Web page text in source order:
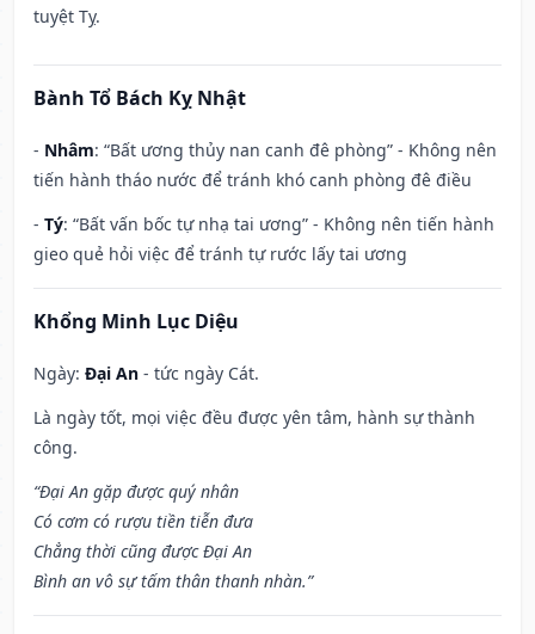
tuyệt Tỵ.
Bành Tổ Bách Kỵ Nhật
- Nhâm: “Bất ương thủy nan canh đê phòng” - Không nên
tiến hành tháo nước để tránh khó canh phòng đê điều
- Tý: “Bất vấn bốc tự nhạ tai ương” - Không nên tiến hành
gieo quẻ hỏi việc để tránh tự rước lấy tai ương
Khổng Minh Lục Diệu
Ngày: Đại An - tức ngày Cát.
Là ngày tốt, mọi việc đều được yên tâm, hành sự thành
công.
“Đại An gặp được quý nhân
Có cơm có rượu tiền tiễn đưa
Chẳng thời cũng được Đại An
Bình an vô sự tấm thân thanh nhàn.”